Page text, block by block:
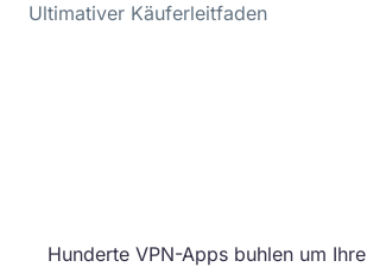
Ultimativer Käuferleitfaden
Hunderte VPN-Apps buhlen um Ihre